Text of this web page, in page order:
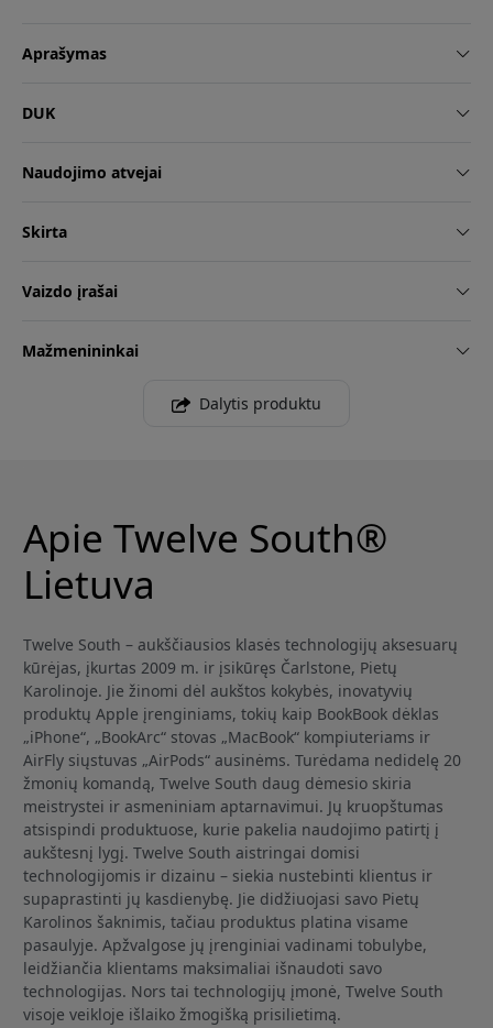
Aprašymas
DUK
Naudojimo atvejai
Skirta
Vaizdo įrašai
Mažmenininkai
Dalytis produktu
Apie Twelve South®
Lietuva
Twelve South – aukščiausios klasės technologijų aksesuarų
kūrėjas, įkurtas 2009 m. ir įsikūręs Čarlstone, Pietų
Karolinoje. Jie žinomi dėl aukštos kokybės, inovatyvių
produktų Apple įrenginiams, tokių kaip BookBook dėklas
„iPhone“, „BookArc“ stovas „MacBook“ kompiuteriams ir
AirFly siųstuvas „AirPods“ ausinėms. Turėdama nedidelę 20
žmonių komandą, Twelve South daug dėmesio skiria
meistrystei ir asmeniniam aptarnavimui. Jų kruopštumas
atsispindi produktuose, kurie pakelia naudojimo patirtį į
aukštesnį lygį. Twelve South aistringai domisi
technologijomis ir dizainu – siekia nustebinti klientus ir
supaprastinti jų kasdienybę. Jie didžiuojasi savo Pietų
Karolinos šaknimis, tačiau produktus platina visame
pasaulyje. Apžvalgose jų įrenginiai vadinami tobulybe,
leidžiančia klientams maksimaliai išnaudoti savo
technologijas. Nors tai technologijų įmonė, Twelve South
visoje veikloje išlaiko žmogišką prisilietimą.